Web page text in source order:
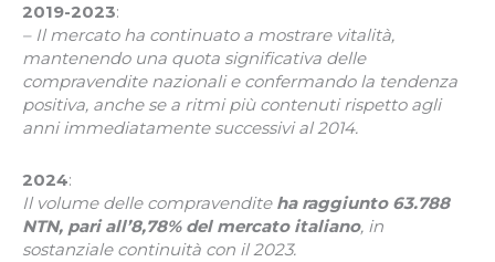
2019-2023:
– Il mercato ha continuato a mostrare vitalità,
mantenendo una quota significativa delle
compravendite nazionali e confermando la tendenza
positiva, anche se a ritmi più contenuti rispetto agli
anni immediatamente successivi al 2014.
2024:
Il volume delle compravendite ha raggiunto 63.788
NTN, pari all’8,78% del mercato italiano, in
sostanziale continuità con il 2023.